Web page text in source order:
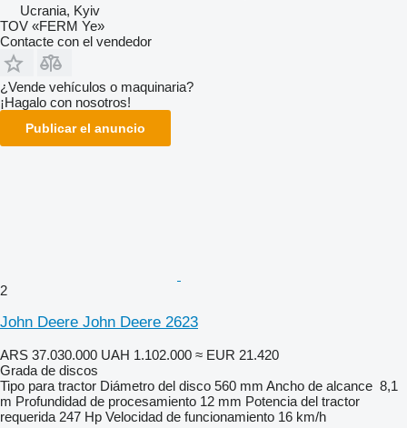
Ucrania, Kyiv
TOV «FERM Ye»
Contacte con el vendedor
¿Vende vehículos o maquinaria?
¡Hagalo con nosotros!
Publicar el anuncio
2
John Deere John Deere 2623
ARS 37.030.000 UAH 1.102.000 ≈ EUR 21.420
Grada de discos
Tipo para tractor Diámetro del disco 560 mm Ancho de alcance 8,1
m Profundidad de procesamiento 12 mm Potencia del tractor
requerida 247 Hp Velocidad de funcionamiento 16 km/h